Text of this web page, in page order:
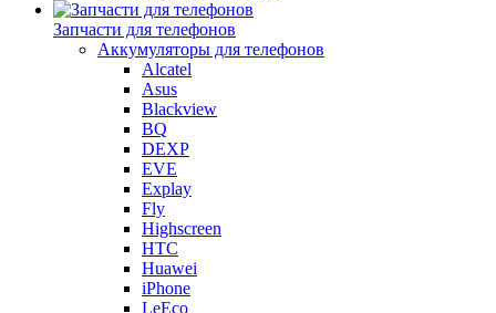
Запчасти для телефонов
Аккумуляторы для телефонов
Alcatel
Asus
Blackview
BQ
DEXP
EVE
Explay
Fly
Highscreen
HTC
Huawei
iPhone
LeEco